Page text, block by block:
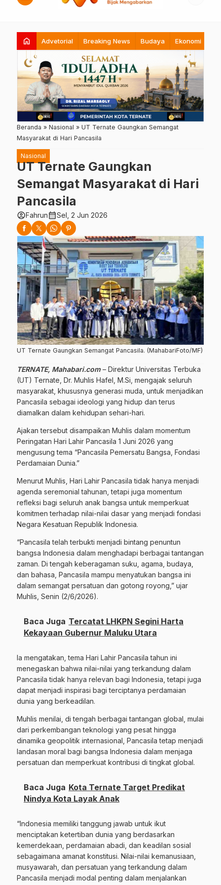
home Advetorial Breaking News Budaya Ekonomi
Beranda » Nasional » UT Ternate Gaungkan Semangat
Masyarakat di Hari Pancasila
Nasional
UT Ternate Gaungkan
Semangat Masyarakat di Hari
Pancasila
account_circleFahruncalendar_monthSel, 2 Jun 2026
UT Ternate Gaungkan Semangat Pancasila. (MahabariFoto/MF)
TERNATE, Mahabari.com – Direktur Universitas Terbuka
(UT) Ternate, Dr. Muhlis Hafel, M.Si, mengajak seluruh
masyarakat, khususnya generasi muda, untuk menjadikan
Pancasila sebagai ideologi yang hidup dan terus
diamalkan dalam kehidupan sehari-hari.
Ajakan tersebut disampaikan Muhlis dalam momentum
Peringatan Hari Lahir Pancasila 1 Juni 2026 yang
mengusung tema “Pancasila Pemersatu Bangsa, Fondasi
Perdamaian Dunia.”
Menurut Muhlis, Hari Lahir Pancasila tidak hanya menjadi
agenda seremonial tahunan, tetapi juga momentum
refleksi bagi seluruh anak bangsa untuk memperkuat
komitmen terhadap nilai-nilai dasar yang menjadi fondasi
Negara Kesatuan Republik Indonesia.
“Pancasila telah terbukti menjadi bintang penuntun
bangsa Indonesia dalam menghadapi berbagai tantangan
zaman. Di tengah keberagaman suku, agama, budaya,
dan bahasa, Pancasila mampu menyatukan bangsa ini
dalam semangat persatuan dan gotong royong,” ujar
Muhlis, Senin (2/6/2026).
Baca Juga Tercatat LHKPN Segini Harta
Kekayaan Gubernur Maluku Utara
Ia mengatakan, tema Hari Lahir Pancasila tahun ini
menegaskan bahwa nilai-nilai yang terkandung dalam
Pancasila tidak hanya relevan bagi Indonesia, tetapi juga
dapat menjadi inspirasi bagi terciptanya perdamaian
dunia yang berkeadilan.
Muhlis menilai, di tengah berbagai tantangan global, mulai
dari perkembangan teknologi yang pesat hingga
dinamika geopolitik internasional, Pancasila tetap menjadi
landasan moral bagi bangsa Indonesia dalam menjaga
persatuan dan memperkuat kontribusi di tingkat global.
Baca Juga Kota Ternate Target Predikat
Nindya Kota Layak Anak
“Indonesia memiliki tanggung jawab untuk ikut
menciptakan ketertiban dunia yang berdasarkan
kemerdekaan, perdamaian abadi, dan keadilan sosial
sebagaimana amanat konstitusi. Nilai-nilai kemanusiaan,
musyawarah, dan persatuan yang terkandung dalam
Pancasila menjadi modal penting dalam menjalankan